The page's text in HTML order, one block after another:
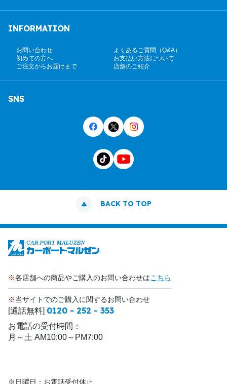
INFORMATION
お問い合わせ
よくあるご質問（Q&A）
初めての方へ
お支払い方法について
ご注文からお届けまで
店舗のご紹介
SNS
BACK TO TOP
※各店舗への商品やご購入のお問い合わせはこちら
※当サイトでのご購入に関するお問い合わせ
[通話無料] 0120 - 252 - 353
お電話の受付時間：
月～土 AM10:00～PM7:00
※日曜日：お電話受付休止